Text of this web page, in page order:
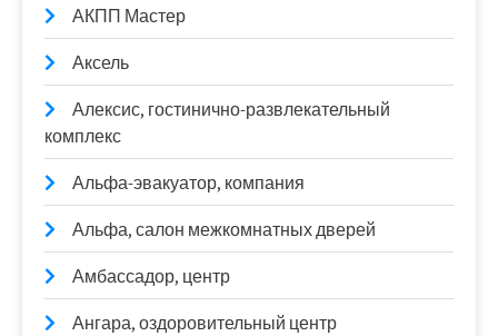
АКПП Мастер
Аксель
Алексис, гостинично-развлекательный
комплекс
Альфа-эвакуатор, компания
Альфа, салон межкомнатных дверей
Амбассадор, центр
Ангара, оздоровительный центр